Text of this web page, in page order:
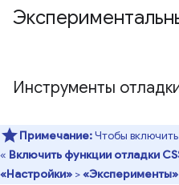
Инструменты
Примечание:Чтобы
« Включить функции отладки
«Настройки» >«Эксперименты»